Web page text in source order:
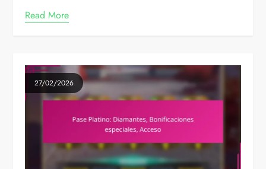
Read More
27/02/2026